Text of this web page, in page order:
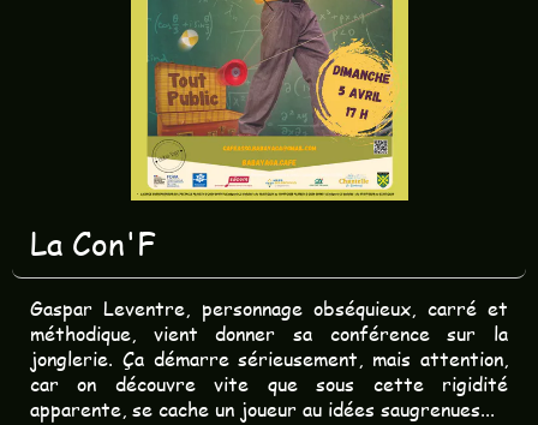
La Con'F
Gaspar Leventre, personnage obséquieux, carré et
méthodique, vient donner sa conférence sur la
jonglerie. Ça démarre sérieusement, mais attention,
car on découvre vite que sous cette rigidité
apparente, se cache un joueur au idées saugrenues...